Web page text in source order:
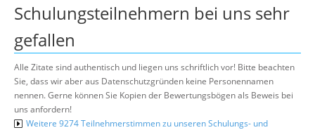
Schulungsteilnehmern bei uns sehr
gefallen
Alle Zitate sind authentisch und liegen uns schriftlich vor! Bitte beachten
Sie, dass wir aber aus Datenschutzgründen keine Personennamen
nennen. Gerne können Sie Kopien der Bewertungsbögen als Beweis bei
uns anfordern!
Weitere 9274 Teilnehmerstimmen zu unseren Schulungs- und